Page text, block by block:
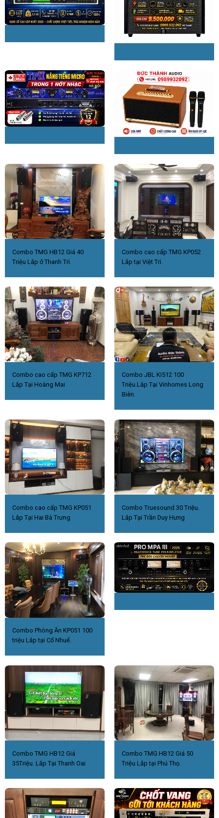
Combo TMG HB12 Giá 40
Triệu Lắp ở Thanh Trì.
Combo cao cấp TMG KP052
Lắp tại Việt Trì.
Combo cao cấp TMG KP712
Lắp Tại Hoàng Mai
Combo JBL KI512 100
Triệu.Lắp Tại Vinhomes Long
Biên.
Combo cao cấp TMG KP051
Lắp Tại Hai Bà Trưng
Combo Truesound 30 Triệu.
Lắp Tại Trần Duy Hưng
Combo Phòng Ăn KP051 100
triệu Lắp tại Cổ Nhuế.
Combo TMG HB12 Giá
35Triệu. Lắp Tại Thanh Oai
Combo TMG HB12 Giá 50
Triệu Lắp tại Phú Thọ.